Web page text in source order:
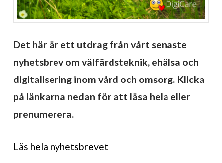
Det här är ett utdrag från vårt senaste
nyhetsbrev om välfärdsteknik, ehälsa och
digitalisering inom vård och omsorg. Klicka
på länkarna nedan för att läsa hela eller
prenumerera.
Läs hela nyhetsbrevet